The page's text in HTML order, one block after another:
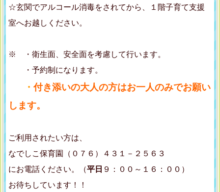
☆玄関でアルコール消毒をされてから、１階子育て支援
室へお越しください。
※ ・衛生面、安全面を考慮して行います。
・予約制になります。
・ 付き添いの大人の方はお一人のみでお願い
します。
ご利用されたい方は、
なでしこ保育園（０７６）４３１－２５６３
にお電話ください。（平日 ９：００～１６：００）
お待ちしています！！